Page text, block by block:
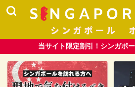
当サイト限定割引！シンガポ